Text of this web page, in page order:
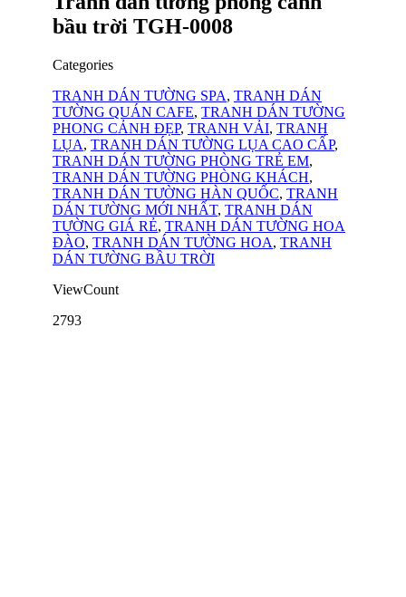
bầu trời TGH-0008
Categories
TRANH DÁN TƯỜNG SPA, TRANH DÁN
TƯỜNG QUÁN CAFE, TRANH DÁN TƯỜNG
PHONG CẢNH ĐẸP, TRANH VẢI, TRANH
LỤA, TRANH DÁN TƯỜNG LỤA CAO CẤP,
TRANH DÁN TƯỜNG PHÒNG TRẺ EM,
TRANH DÁN TƯỜNG PHÒNG KHÁCH,
TRANH DÁN TƯỜNG HÀN QUỐC, TRANH
DÁN TƯỜNG MỚI NHẤT, TRANH DÁN
TƯỜNG GIÁ RẺ, TRANH DÁN TƯỜNG HOA
ĐÀO, TRANH DÁN TƯỜNG HOA, TRANH
DÁN TƯỜNG BẦU TRỜI
ViewCount
2793